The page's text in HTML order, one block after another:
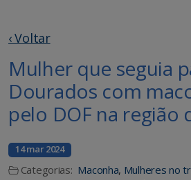
‹ Voltar
Mulher que seguia
Dourados com
pelo DOF na região
14 mar 2024
Categorias: Maconha, Mulheres no